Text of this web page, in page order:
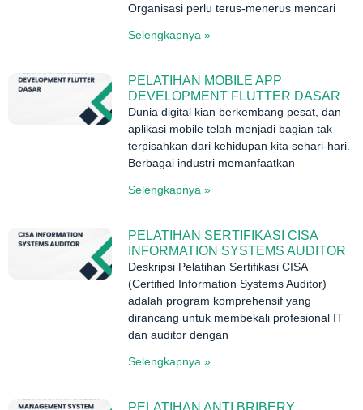
Organisasi perlu terus-menerus mencari
Selengkapnya »
PELATIHAN MOBILE APP
DEVELOPMENT FLUTTER DASAR
Dunia digital kian berkembang pesat, dan
aplikasi mobile telah menjadi bagian tak
terpisahkan dari kehidupan kita sehari-hari.
Berbagai industri memanfaatkan
Selengkapnya »
PELATIHAN SERTIFIKASI CISA
INFORMATION SYSTEMS AUDITOR
Deskripsi Pelatihan Sertifikasi CISA
(Certified Information Systems Auditor)
adalah program komprehensif yang
dirancang untuk membekali profesional IT
dan auditor dengan
Selengkapnya »
PELATIHAN ANTI BRIBERY